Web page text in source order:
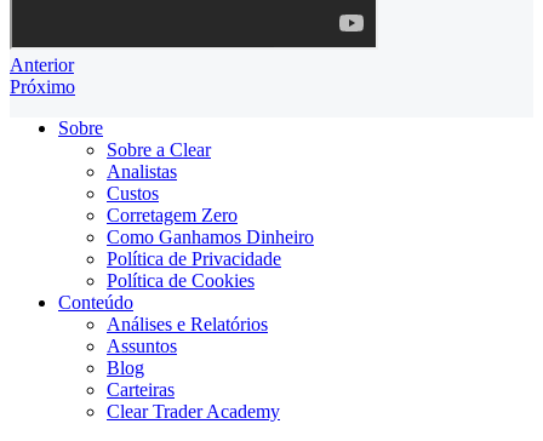
Anterior
Próximo
Sobre
Sobre a Clear
Analistas
Custos
Corretagem Zero
Como Ganhamos Dinheiro
Política de Privacidade
Política de Cookies
Conteúdo
Análises e Relatórios
Assuntos
Blog
Carteiras
Clear Trader Academy